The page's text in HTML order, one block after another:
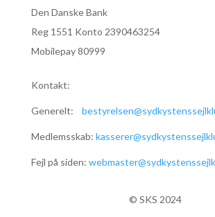
Den Danske Bank
Reg 1551 Konto 2390463254
Mobilepay 80999
Kontakt:
Generelt:
Medlemsskab:
Fejl på siden:
© SKS 2024